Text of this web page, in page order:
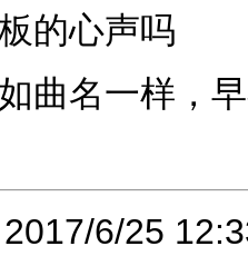
的心声吗
曲名一样，
6/25